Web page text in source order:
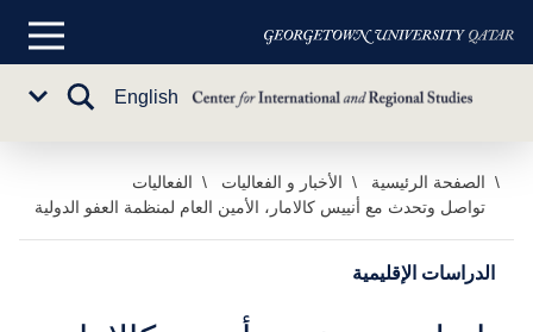
تخطي
المحتوى
الرئيسي
القائمة
English
تبديل
الصفحة الرئيسية الأخبار و الفعاليات
الفعاليات
تواصل وتحدث مع أنييس كالامار، الأمين العام لمنظمة العفو الدولية
الدراسات الإقليمية